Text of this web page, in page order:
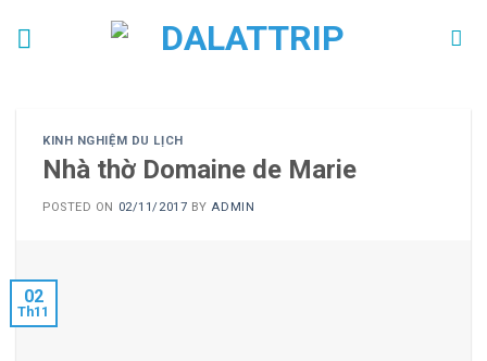
KINH NGHIỆM DU LỊCH
Nhà thờ Domaine de Marie
POSTED ON 02/11/2017 BY ADMIN
02
Th11